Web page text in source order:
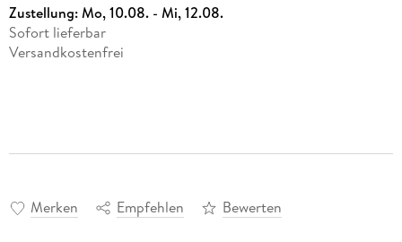
Zustellung:Mo, 10.08. - Mi, 12.08.
Sofort lieferbar
Versandkostenfrei
Merken Empfehlen Bewerten